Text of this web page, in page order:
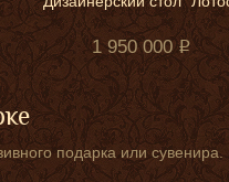
1 950 000
подарка или сувенира.